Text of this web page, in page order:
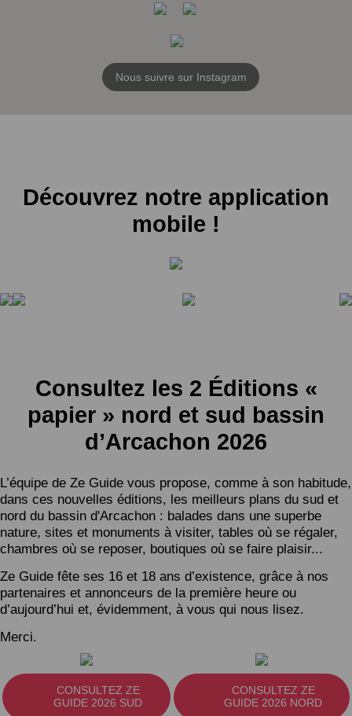
Nous suivre sur Instagram
Découvrez notre application
mobile !
Consultez les 2 Éditions «
papier » nord et sud bassin
d’Arcachon 2026
L’équipe de Ze Guide vous propose, comme à son habitude,
dans ces nouvelles éditions, les meilleurs plans du sud et
nord du bassin d'Arcachon : balades dans une superbe
nature, sites et monuments à visiter, tables où se régaler,
chambres où se reposer, boutiques où se faire plaisir...
Ze Guide fête ses 16 et 18 ans d’existence, grâce à nos
partenaires et annonceurs de la première heure ou
d’aujourd’hui et, évidemment, à vous qui nous lisez.
Merci.
CONSULTEZ ZE
GUIDE 2026 SUD
CONSULTEZ ZE
GUIDE 2026 NORD